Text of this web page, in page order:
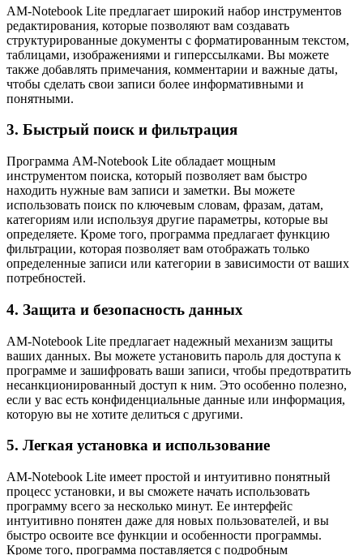
AM-Notebook Lite предлагает широкий набор инструментов
редактирования, которые позволяют вам создавать
структурированные документы с форматированным текстом,
таблицами, изображениями и гиперссылками. Вы можете
также добавлять примечания, комментарии и важные даты,
чтобы сделать свои записи более информативными и
понятными.
3. Быстрый поиск и фильтрация
Программа AM-Notebook Lite обладает мощным
инструментом поиска, который позволяет вам быстро
находить нужные вам записи и заметки. Вы можете
использовать поиск по ключевым словам, фразам, датам,
категориям или используя другие параметры, которые вы
определяете. Кроме того, программа предлагает функцию
фильтрации, которая позволяет вам отображать только
определенные записи или категории в зависимости от ваших
потребностей.
4. Защита и безопасность данных
AM-Notebook Lite предлагает надежный механизм защиты
ваших данных. Вы можете установить пароль для доступа к
программе и зашифровать ваши записи, чтобы предотвратить
несанкционированный доступ к ним. Это особенно полезно,
если у вас есть конфиденциальные данные или информация,
которую вы не хотите делиться с другими.
5. Легкая установка и использование
AM-Notebook Lite имеет простой и интуитивно понятный
процесс установки, и вы сможете начать использовать
программу всего за несколько минут. Ее интерфейс
интуитивно понятен даже для новых пользователей, и вы
быстро освоите все функции и особенности программы.
Кроме того, программа поставляется с подробным